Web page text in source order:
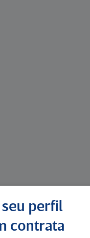
seu perfil
contrata